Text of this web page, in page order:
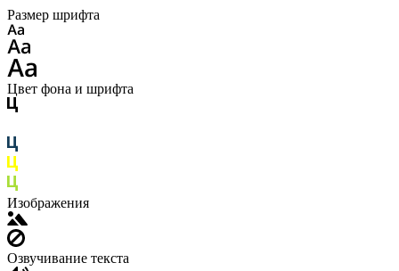
Размер шрифта
Цвет фона и шрифта
Изображения
Озвучивание текста